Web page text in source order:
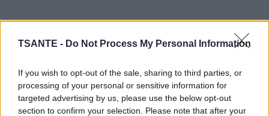
TSANTE - Do Not Process My Personal Information
If you wish to opt-out of the sale, sharing to third parties, or
processing of your personal or sensitive information for
targeted advertising by us, please use the below opt-out
section to confirm your selection. Please note that after your